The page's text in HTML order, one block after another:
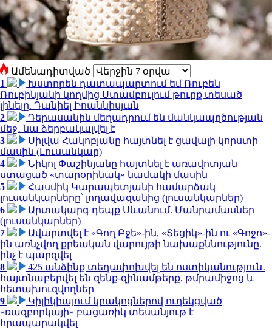
Ամենադիտված
1
Խստորեն դատապարտում եմ Ռուբեն
Ռուբինյանի կողմից Ստամբուլում թուրք տեսած
լինելը. Դանիել Իոաննիսյան
2
Դերասանին մեղադրում են մանկապղծության
մեջ․ նա ձերբակալվել է
3
Սիլվա Հակոբյանը հայտնել է ցավալի կորստի
մասին (Լուսանկար)
4
Նիկոլ Փաշինյանը հայտնել է առավոտյան
ստացած «տարօրինակ» նամակի մասին
5
Հասմիկ Կարապետյանի համարձակ
լուսանկարները՝ լողավազանից (լուսանկարներ)
6
Արտակարգ դեպք Սևանում. Մանրամասներ
(լուսանկարներ)
7
Ավարտվել է «Գող Բջե»-ին, «Տեցիկ»-ին ու «Գոջո»-
ին առնչվող քրեական վարույթի նախաքննությունը.
ինչ է պարզվել
8
425 անձինք տեղափոխվել են ոստիկանություն․
հայտնաբերվել են զենք-զինամթերք, թմրամիջոց և
հետախուզվողներ
9
Կիլիկիայում կրակոցներով ուղեկցված
«ռազբորկայի» բացառիկ տեսանյութ է
հրապարակվել